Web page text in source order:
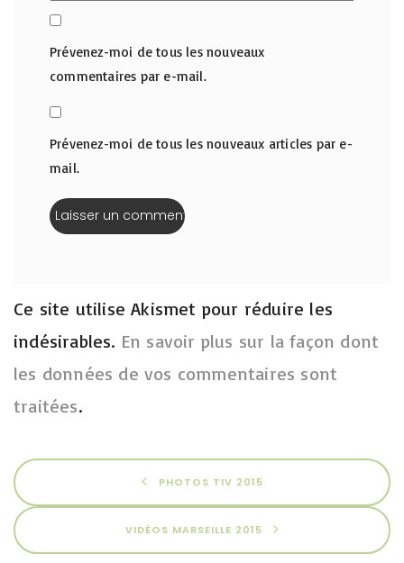
Prévenez-moi de tous les nouveaux
commentaires par e-mail.
Prévenez-moi de tous les nouveaux articles par e-
mail.
Ce site utilise Akismet pour réduire les
indésirables. En savoir plus sur la façon dont
les données de vos commentaires sont
traitées.
PHOTOS TIV 2015
VIDÉOS MARSEILLE 2015